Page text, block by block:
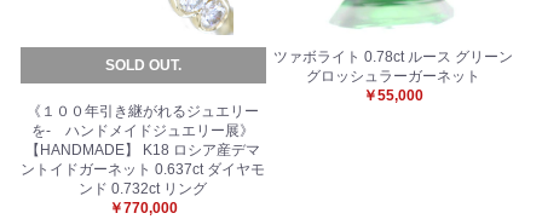
SOLD OUT.
《１００年引き継がれるジュエリー
を- ハンドメイドジュエリー展》
【HANDMADE】 K18 ロシア産デマ
ントイドガーネット 0.637ct ダイヤモ
ンド 0.732ct リング
￥770,000
ツァボライト 0.78ct ルース グリーン
グロッシュラーガーネット
￥55,000